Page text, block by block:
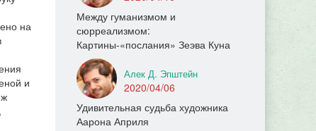
на
и
Между гуманизмом и
сюрреализмом:
Картины-«послания» Зеэва Куна
Алек Д. Эпштейн
2020/04/06
Удивительная судьба художника
Аарона Априля